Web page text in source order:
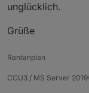
unglücklich.
Grüße
Rantanplan
CCU3 / MS Server